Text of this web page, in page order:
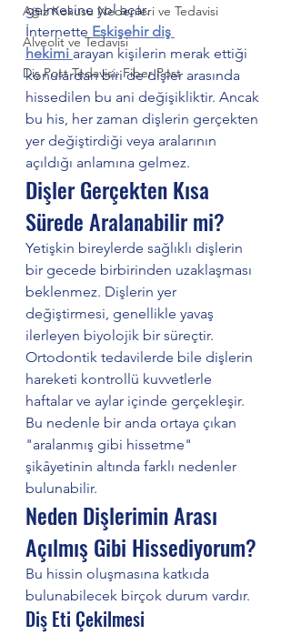
Ağız Kokusu Nedenleri ve Tedavisi
Alveolit ve Tedavisi
Diş Post Tedavisi: Fiber Post
gelmesine yol açar.
İnternette Eskişehir diş
hekimi arayan kişilerin merak ettiği
konulardan biri de dişler arasında
hissedilen bu ani değişikliktir. Ancak
bu his, her zaman dişlerin gerçekten
yer değiştirdiği veya aralarının
açıldığı anlamına gelmez.
Dişler Gerçekten Kısa
Sürede Aralanabilir mi?
Yetişkin bireylerde sağlıklı dişlerin
bir gecede birbirinden uzaklaşması
beklenmez. Dişlerin yer
değiştirmesi, genellikle yavaş
ilerleyen biyolojik bir süreçtir.
Ortodontik tedavilerde bile dişlerin
hareketi kontrollü kuvvetlerle
haftalar ve aylar içinde gerçekleşir.
Bu nedenle bir anda ortaya çıkan
"aralanmış gibi hissetme"
şikâyetinin altında farklı nedenler
bulunabilir.
Neden Dişlerimin Arası
Açılmış Gibi Hissediyorum?
Bu hissin oluşmasına katkıda
bulunabilecek birçok durum vardır.
Diş Eti Çekilmesi